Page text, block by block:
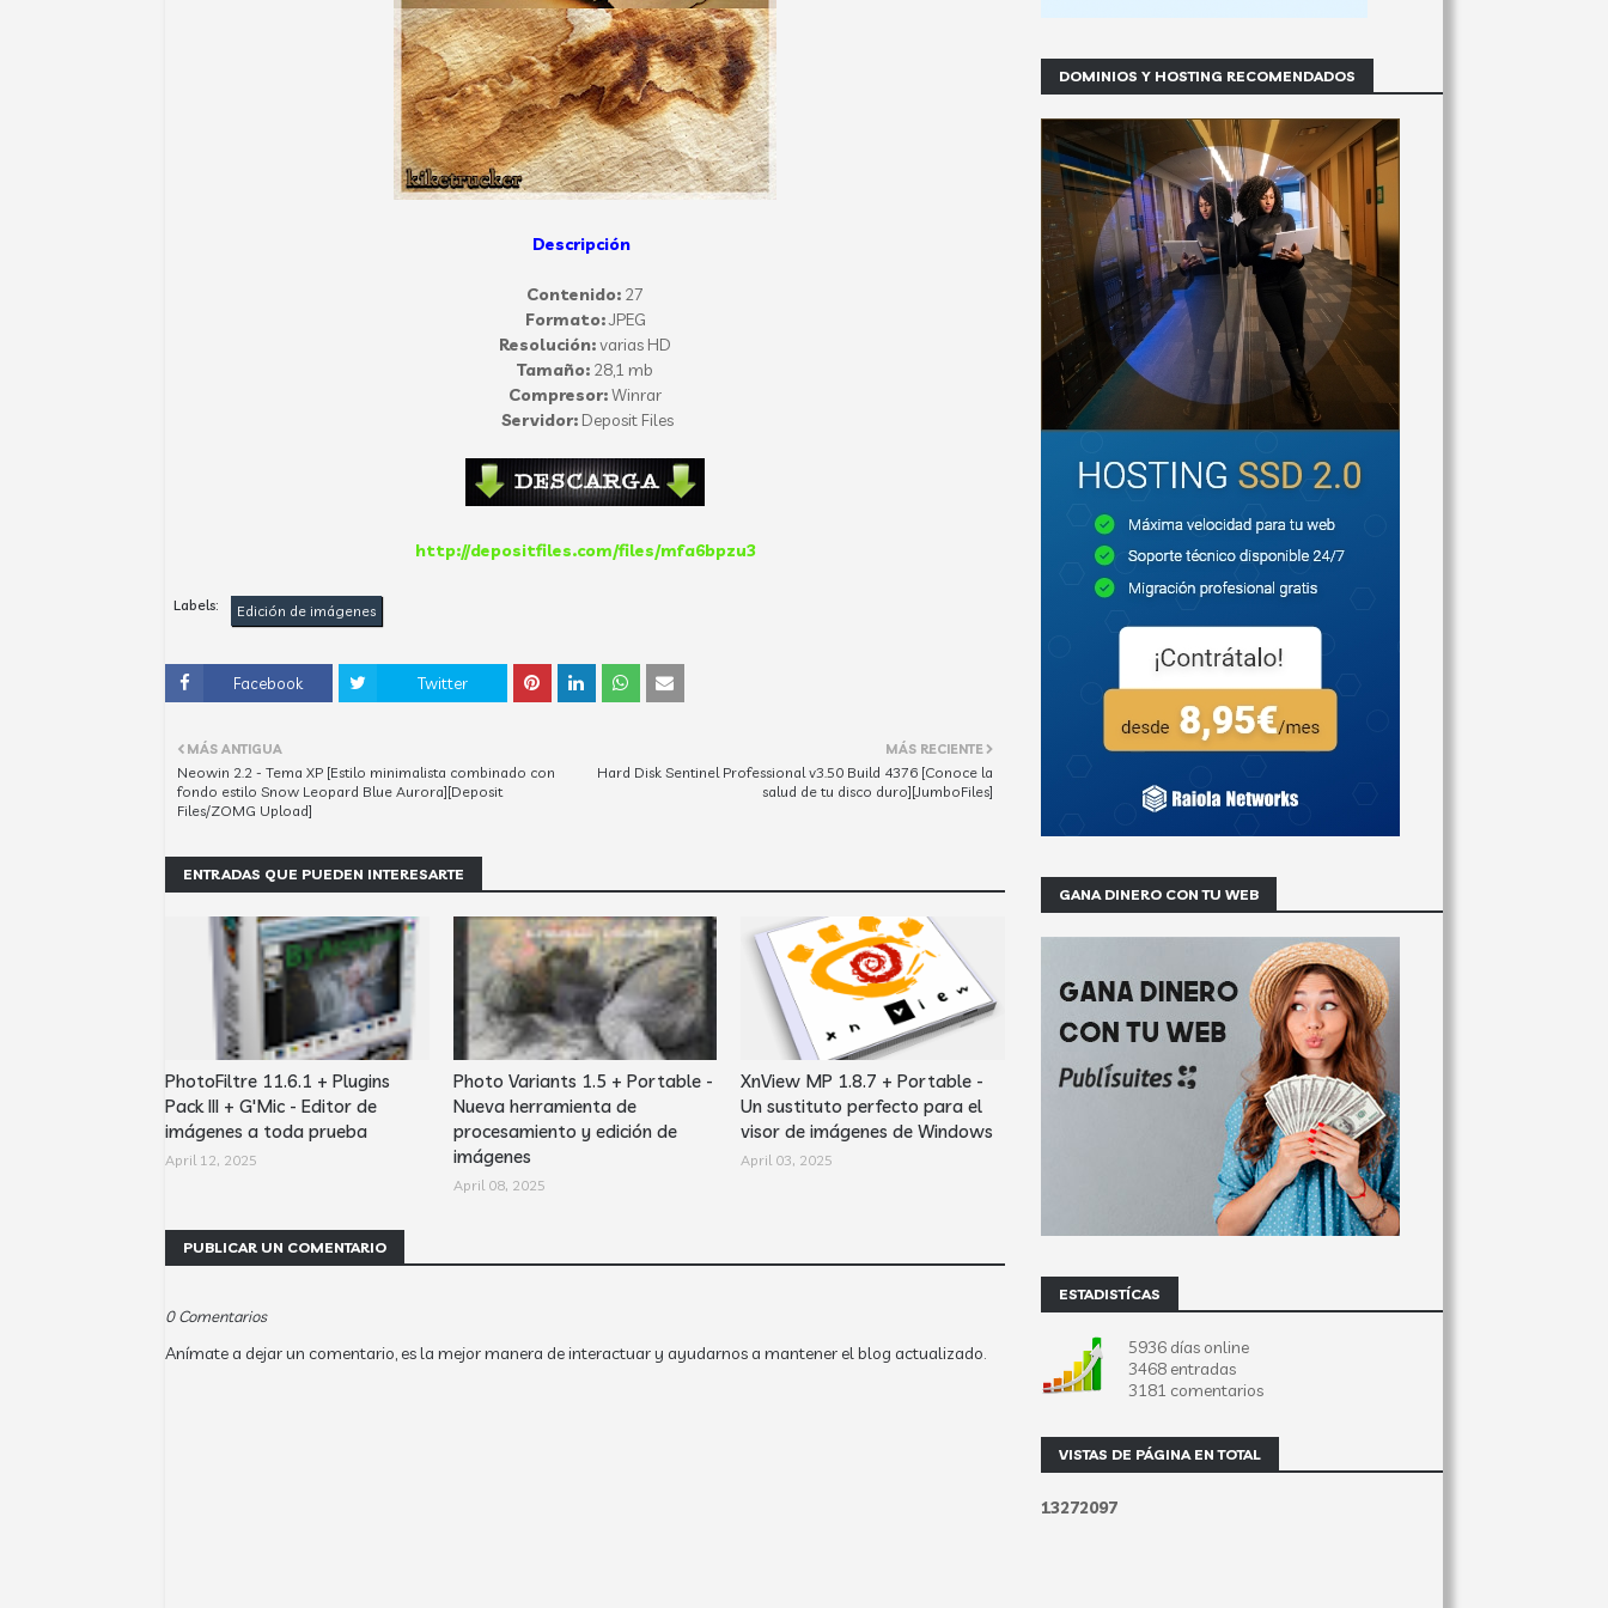
Descripción
Contenido: 27
Formato:JPEG
Resolución:varias HD
Tamaño: 28,1 mb
Compresor:Winrar
Servidor: Deposit Files
http://depositfiles.com/files/mfa6bpzu3
Labels: Edición de imágenes
Facebook Twitter
MÁS RECIENTE
Hard Disk Sentinel Professional v3.50 Build 4376 [Conoce la
salud de tu disco duro][JumboFiles]
MÁS ANTIGUA
Neowin 2.2 - Tema XP [Estilo minimalista combinado con
fondo estilo Snow Leopard Blue Aurora][Deposit
Files/ZOMG Upload]
ENTRADAS QUE PUEDEN INTERESARTE
PhotoFiltre 11.6.1 + Plugins
Pack III + G'Mic - Editor de
imágenes a toda prueba
April 12, 2025
Photo Variants 1.5 + Portable -
Nueva herramienta de
procesamiento y edición de
imágenes
April 08, 2025
XnView MP 1.8.7 + Portable -
Un sustituto perfecto para el
visor de imágenes de Windows
April 03, 2025
PUBLICAR UN COMENTARIO
0 Comentarios
Anímate a dejar un comentario, es la mejor manera de interactuar y ayudarnos a mantener el blog actualizado.
DOMINIOS Y HOSTING RECOMENDADOS
GANA DINERO CON TU WEB
ESTADISTÍCAS
5936 días online
3468 entradas
3181 comentarios
VISTAS DE PÁGINA EN TOTAL
13272097